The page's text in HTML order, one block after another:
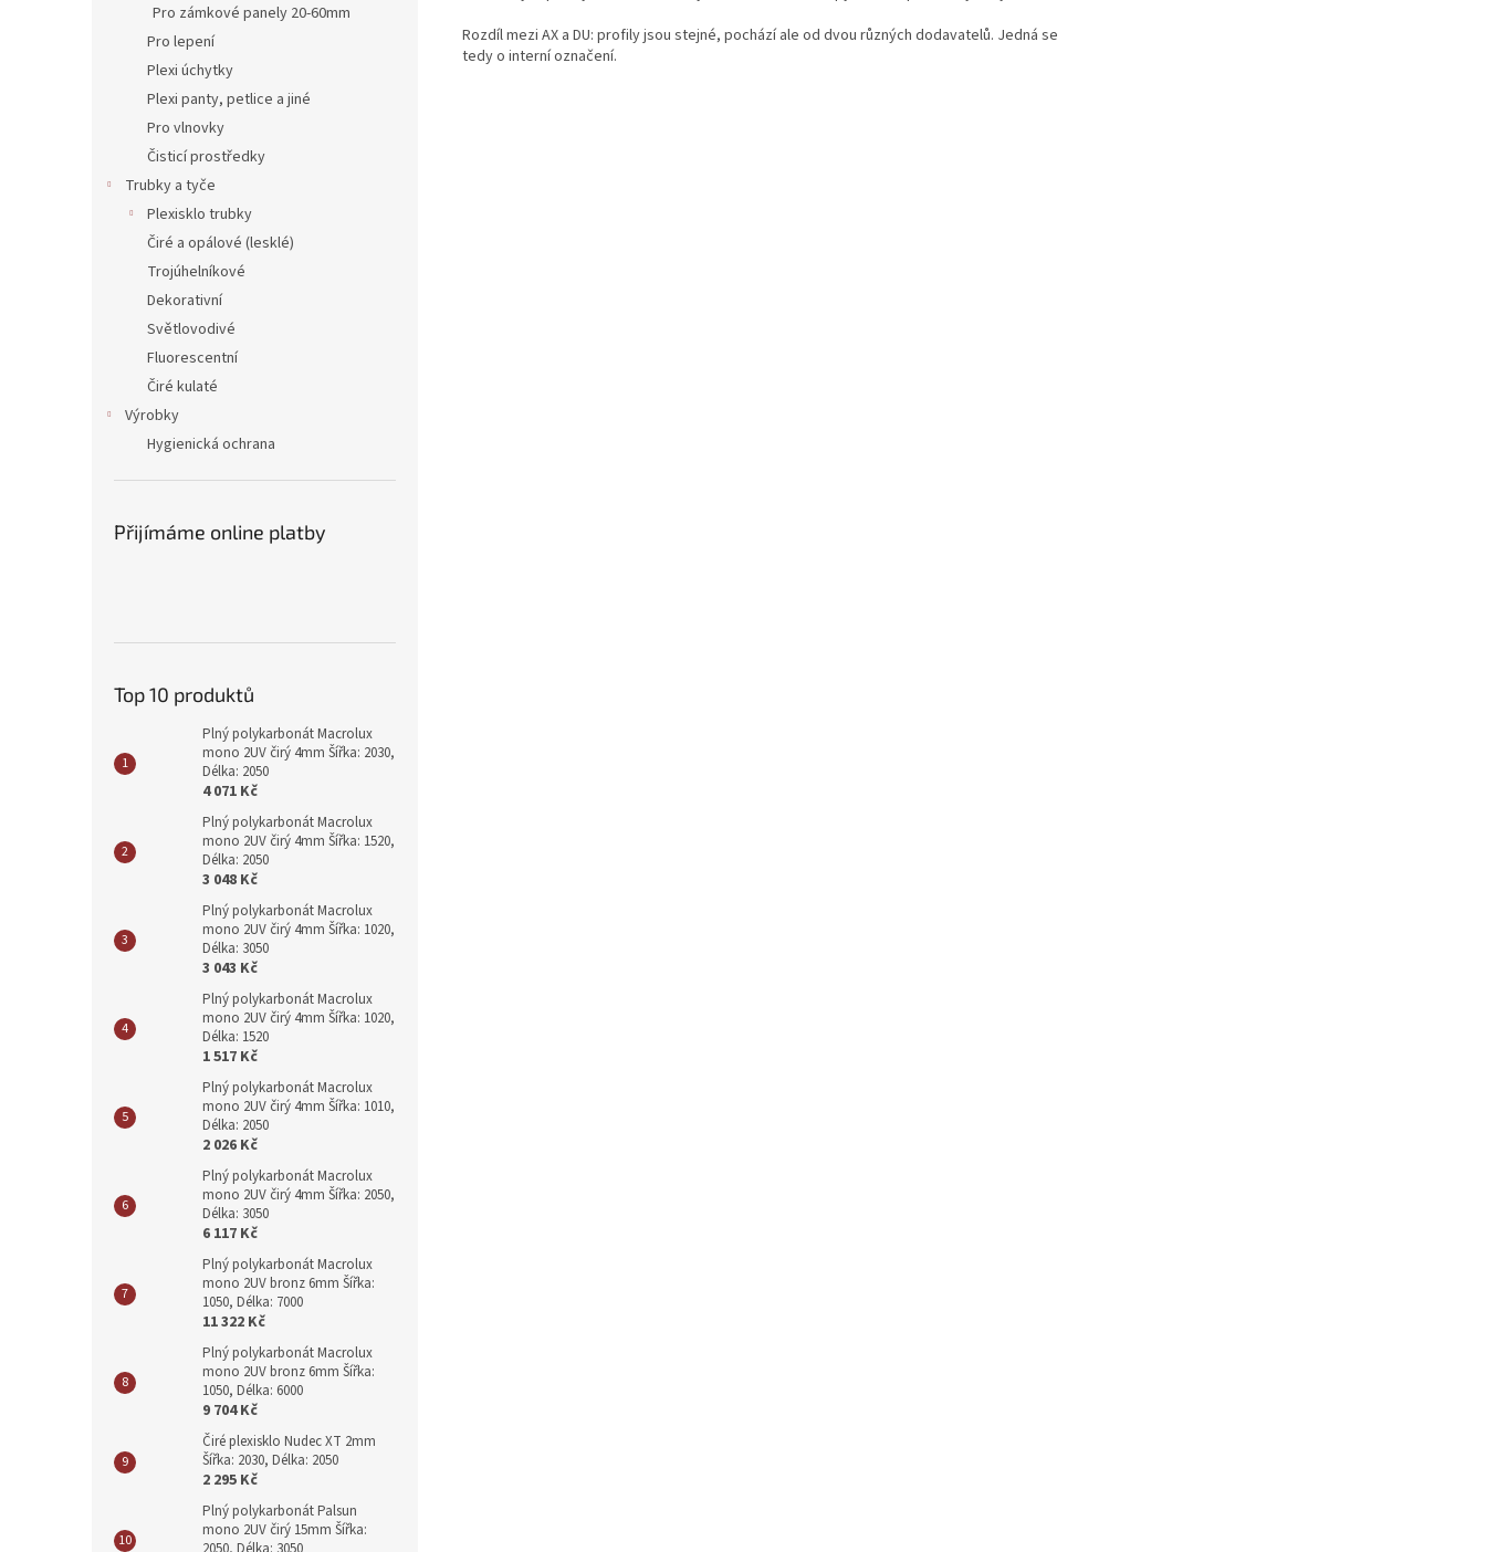
Pro zámkové panely 20-60mm
Pro lepení
Plexi úchytky
Plexi panty, petlice a jiné
Pro vlnovky
Čisticí prostředky
Trubky a tyče
Plexisklo trubky
Čiré a opálové (lesklé)
Trojúhelníkové
Dekorativní
Světlovodivé
Fluorescentní
Čiré kulaté
Výrobky
Hygienická ochrana
Přijímáme online platby
Top 10 produktů
Plný polykarbonát Macrolux
mono 2UV čirý 4mm Šířka: 2030,
Délka: 2050
4 071 Kč
Plný polykarbonát Macrolux
mono 2UV čirý 4mm Šířka: 1520,
Délka: 2050
3 048 Kč
Plný polykarbonát Macrolux
mono 2UV čirý 4mm Šířka: 1020,
Délka: 3050
3 043 Kč
Plný polykarbonát Macrolux
mono 2UV čirý 4mm Šířka: 1020,
Délka: 1520
1 517 Kč
Plný polykarbonát Macrolux
mono 2UV čirý 4mm Šířka: 1010,
Délka: 2050
2 026 Kč
Plný polykarbonát Macrolux
mono 2UV čirý 4mm Šířka: 2050,
Délka: 3050
6 117 Kč
Plný polykarbonát Macrolux
mono 2UV bronz 6mm Šířka:
1050, Délka: 7000
11 322 Kč
Plný polykarbonát Macrolux
mono 2UV bronz 6mm Šířka:
1050, Délka: 6000
9 704 Kč
Čiré plexisklo Nudec XT 2mm
Šířka: 2030, Délka: 2050
2 295 Kč
Plný polykarbonát Palsun
mono 2UV čirý 15mm Šířka:
Rozdíl mezi AX a DU: profily jsou stejné, pochází ale od dvou různých dodavatelů. Jedná se
tedy o interní označení.